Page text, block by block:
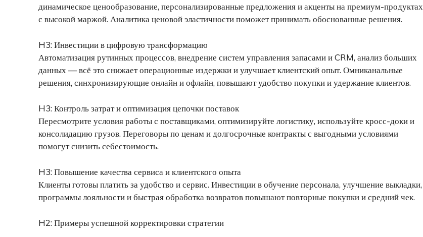
динамическое ценообразование, персонализированные предложения и акценты на премиум-продуктах
с высокой маржой. Аналитика ценовой эластичности поможет принимать обоснованные решения.
H3: Инвестиции в цифровую трансформацию
Автоматизация рутинных процессов, внедрение систем управления запасами и CRM, анализ больших
данных — всё это снижает операционные издержки и улучшает клиентский опыт. Омниканальные
решения, синхронизирующие онлайн и офлайн, повышают удобство покупки и удержание клиентов.
H3: Контроль затрат и оптимизация цепочки поставок
Пересмотрите условия работы с поставщиками, оптимизируйте логистику, используйте кросс-доки и
консолидацию грузов. Переговоры по ценам и долгосрочные контракты с выгодными условиями
помогут снизить себестоимость.
H3: Повышение качества сервиса и клиентского опыта
Клиенты готовы платить за удобство и сервис. Инвестиции в обучение персонала, улучшение выкладки,
программы лояльности и быстрая обработка возвратов повышают повторные покупки и средний чек.
H2: Примеры успешной корректировки стратегии